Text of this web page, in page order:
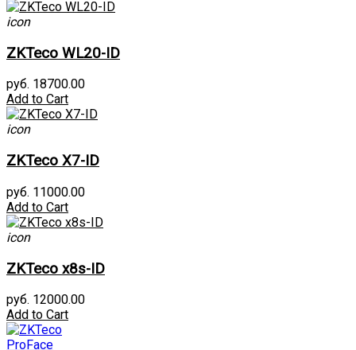
icon
ZKTeco WL20-ID
руб. 18700.00
Add to Cart
icon
ZKTeco X7-ID
руб. 11000.00
Add to Cart
icon
ZKTeco x8s-ID
руб. 12000.00
Add to Cart